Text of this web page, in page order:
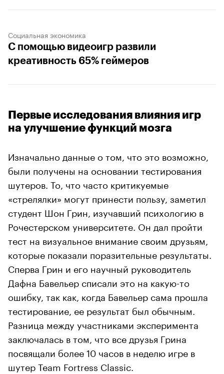
Социальная экономика
С помощью видеоигр развили
креативность 65% геймеров
Первые исследования влияния игр
на улучшение функций мозга
Изначально данные о том, что это возможно,
были получены на основании тестирования
шутеров. То, что часто критикуемые
«стрелялки» могут принести пользу, заметил
студент Шон Грин, изучавший психологию в
Рочестерском университете. Он дал пройти
тест на визуальное внимание своим друзьям,
которые показали поразительные результаты.
Сперва Грин и его научный руководитель
Дафна Бавельер списали это на какую-то
ошибку, так как, когда Бавельер сама прошла
тестирование, ее результат был обычным.
Разница между участниками эксперимента
заключалась в том, что все друзья Грина
посвящали более 10 часов в неделю игре в
шутер Team Fortress Classic.